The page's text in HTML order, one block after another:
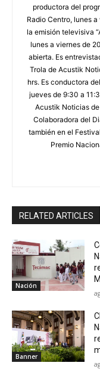
productora del
Radio Centro, lunes
la emisión televisiva
lunes a viernes de
abierta. Es
Trola de Acustik
hrs. Es conductora
jueves de 9:30 a
Acustik Noticias
Colaboradora del
también en el
Premio
RELATED ARTICLES
Nación
Banner